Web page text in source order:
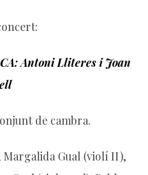
Antoni Lliteres i Joan
de cambra.
Margalida Gual (violí II),